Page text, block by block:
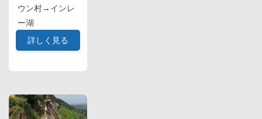
ウン村→インレ
ー湖
詳しく見る